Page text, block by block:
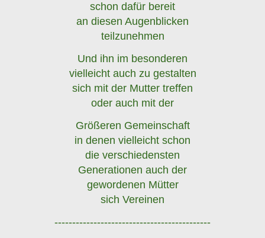
schon dafür bereit
an diesen Augenblicken
teilzunehmen
Und ihn im besonderen
vielleicht auch zu gestalten
sich mit der Mutter treffen
oder auch mit der
Größeren Gemeinschaft
in denen vielleicht schon
die verschiedensten
Generationen auch der
gewordenen Mütter
sich Vereinen
--------------------------------------------